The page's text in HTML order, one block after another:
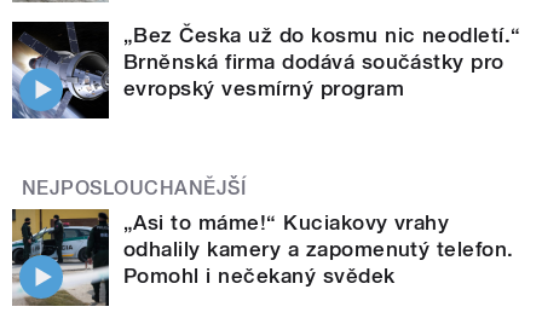
„Bez Česka už do kosmu nic neodletí.“
Brněnská firma dodává součástky pro
evropský vesmírný program
NEJPOSLOUCHANĚJŠÍ
„Asi to máme!“ Kuciakovy vrahy
odhalily kamery a zapomenutý telefon.
Pomohl i nečekaný svědek